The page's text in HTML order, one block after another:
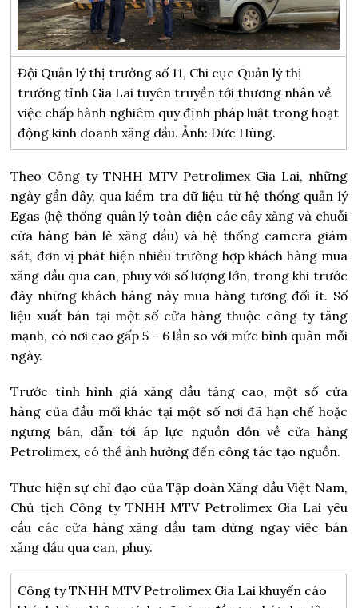
Đội Quản lý thị trường số 11, Chi cục Quản lý thị
trường tỉnh Gia Lai tuyên truyền tới thương nhân về
việc chấp hành nghiêm quy định pháp luật trong hoạt
động kinh doanh xăng dầu. Ảnh: Đức Hùng.
Theo Công ty TNHH MTV Petrolimex Gia Lai, những
ngày gần đây, qua kiểm tra dữ liệu từ hệ thống quản lý
Egas (hệ thống quản lý toàn diện các cây xăng và chuỗi
cửa hàng bán lẻ xăng dầu) và hệ thống camera giám
sát, đơn vị phát hiện nhiều trường hợp khách hàng mua
xăng dầu qua can, phuy với số lượng lớn, trong khi trước
đây những khách hàng này mua hàng tương đối ít. Số
liệu xuất bán tại một số cửa hàng thuộc công ty tăng
mạnh, có nơi cao gấp 5 – 6 lần so với mức bình quân mỗi
ngày.
Trước tình hình giá xăng dầu tăng cao, một số cửa
hàng của đầu mối khác tại một số nơi đã hạn chế hoặc
ngưng bán, dẫn tới áp lực nguồn dồn về cửa hàng
Petrolimex, có thể ảnh hưởng đến công tác tạo nguồn.
Thưc hiện sự chỉ đạo của Tập doàn Xăng dầu Việt Nam,
Chủ tịch Công ty TNHH MTV Petrolimex Gia Lai yêu
cầu các cửa hàng xăng dầu tạm dừng ngay việc bán
xăng dầu qua can, phuy.
Công ty TNHH MTV Petrolimex Gia Lai khuyến cáo